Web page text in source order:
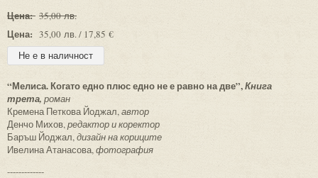
Цена: 35,00 лв.
Цена: 35,00 лв. / 17,85 €
“Мелиса. Когато едно плюс едно не е равно на две”,Книга
трета, роман
Кремена Петкова Йоджал,автор
Денчо Михов,редактор и коректор
Баръш Йоджал,дизайн на кориците
Ивелина Атанасова,фотография
-------------